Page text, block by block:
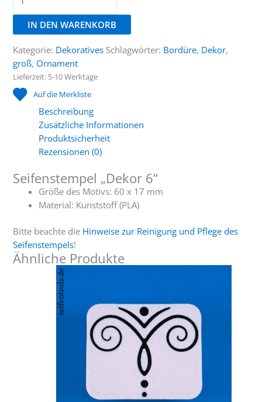
"Dekor
Menge
IN DEN WARENKORB
Kategorie: Dekoratives Schlagwörter: Bordüre, Dekor,
groß, Ornament
Lieferzeit: 5-10 Werktage
Auf die Merkliste
Beschreibung
Zusätzliche Informationen
Produktsicherheit
Rezensionen (0)
Seifenstempel „Dekor 6“
Größe des Motivs: 60 x 17 mm
Material: Kunststoff (PLA)
Bitte beachte die Hinweise zur Reinigung und Pflege des
Seifenstempels!
Ähnliche Produkte